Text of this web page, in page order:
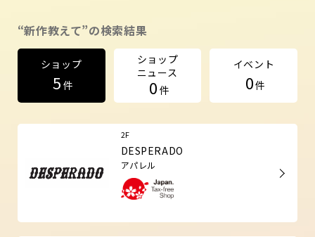
“新作教えて”の検索結果
ショップ
5 件
ショップ
ニュース
0 件
イベント
0件
2F
DESPERADO
アパレル